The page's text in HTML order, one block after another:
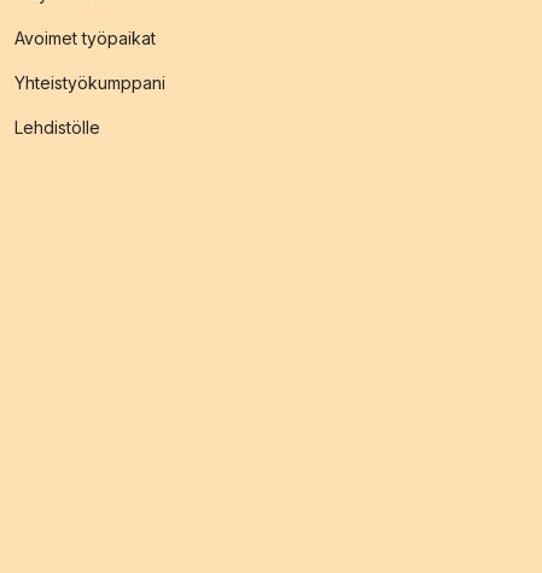
Avoimet työpaikat
Yhteistyökumppani
Lehdistölle